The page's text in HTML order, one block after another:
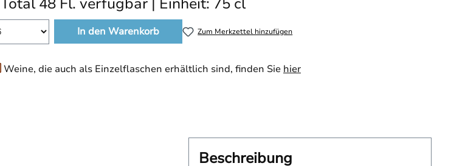
In den Warenkorb Zum Merkzettel hinzufügen
Weine, die auch als Einzelflaschen erhältlich sind, finden Sie hier
Beschreibung